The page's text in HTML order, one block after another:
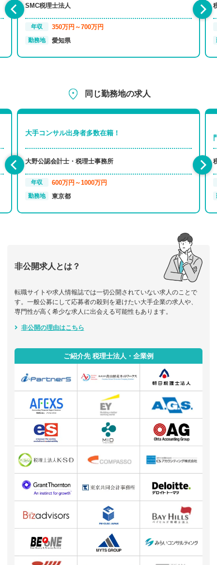
SMC税理士法人
年収 350万円～700万円
勤務地 愛知県
同じ勤務地の求人
大手コンサル出身者多数在籍！
大野公認会計士・税理士事務所
年収 600万円～1000万円
勤務地 東京都
非公開求人とは？
転職サイトや求人情報誌では一切公開されていない求人のことで
す。一般公募にして応募者の殺到を避けたい大手企業の求人や、
専門性が高く希少な求人に出会える可能性もあります。
非公開の理由はこちら
ご紹介先 税理士法人・企業例